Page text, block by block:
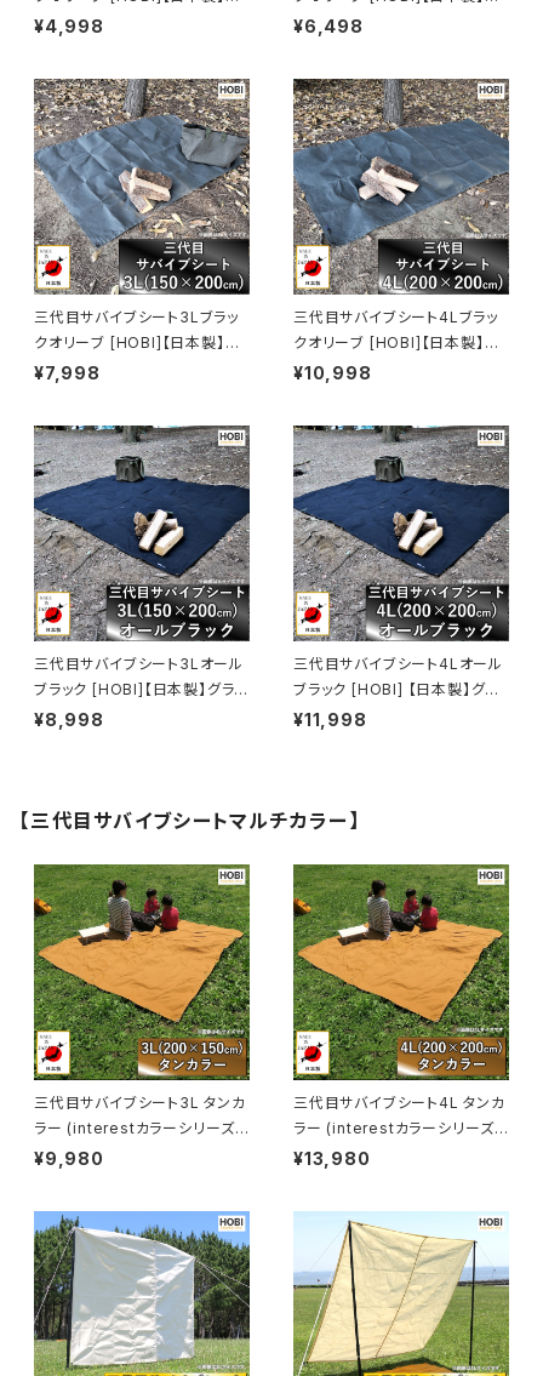
ランドシート 極軽上質帆布 撥水
テントシート タープ 陣幕 キャン
プ 焚火 風避け アウトドアレジ
ャー マット 軍幕 [MADE IN JA
PAN]
¥4,998
ランドシート 極軽上質帆布 撥水
テントシート タープ 陣幕 キャン
プ 焚火 風避け アウトドア レジ
ャーシート マット 軍幕 [MADE I
N JAPAN]
¥6,498
三代目サバイブシート3Lブラッ
クオリーブ [HOBI]【日本製】グ
ランドシート 極軽上質帆布 撥水
テントシート タープ 陣幕 キャン
プ 焚火 風避け アウトドア レジ
ャーシート マット 軍幕 [MADE I
N JAPAN]
¥7,998
三代目サバイブシート4Lブラッ
クオリーブ [HOBI]【日本製】グ
ランドシート 極軽上質帆布 撥水
テントシート タープ 陣幕 キャン
プ 焚火 風避け アウトドア レジ
ャーシート マット 軍幕 [MADE I
N JAPAN]
¥10,998
三代目サバイブシート3Lオール
ブラック [HOBI]【日本製】グラン
ドシート 極軽上質帆布 撥水パラ
レジャー マット 軍幕 黒 [MADE
¥8,998
三代目サバイブシート4Lオール
ブラック [HOBI] 【日本製】グラ
ンドシート 極軽上質帆布 撥水
トドアレジャー マット 軍幕 黒
¥11,998
【三代目サバイブシートマルチカラー】
三代目サバイブシート3L タンカ
ラー (interestカラーシリーズ)
[HOBI]【日本製】極軽上質帆布
ト 頑丈ハトメ×4 キャンプ アウト
ドア レジャー マット 海 ビーチ
おしゃれ タン [MADE IN JAPA
N]
¥9,980
三代目サバイブシート4L タンカ
ラー (interestカラーシリーズ)
[HOBI]【日本製】極軽上質帆布
ート 頑丈ハトメ×4 キャンプ ア
ウトドア レジャー マット 海 ビー
チ おしゃれ タン [MADE IN JA
PAN]
¥13,980